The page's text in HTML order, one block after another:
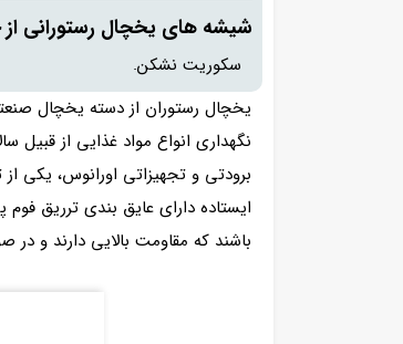
شیشه های یخچال رستورانی
سکوریت نشکن.
یخچال رستوران از دسته یخچال
نگهداری انواع مواد غذایی از قبیل
برودتی و تجهیزاتی اورانوس، یکی
ایستاده دارای عایق بندی ترریق
باشند که مقاومت بالایی دارند و